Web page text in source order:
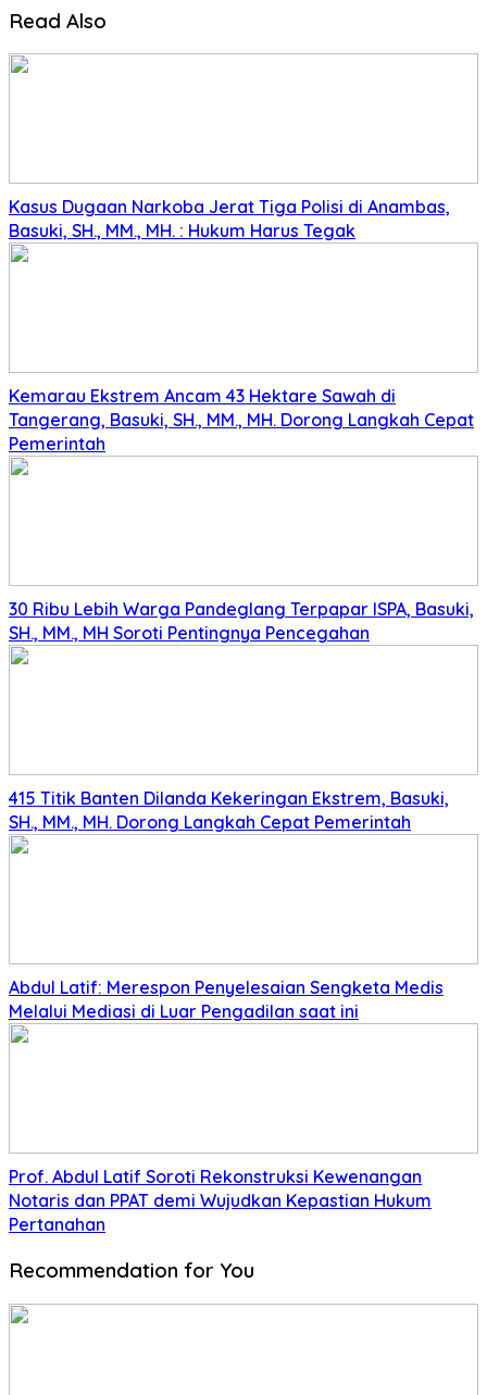
Read Also
Kasus Dugaan Narkoba Jerat Tiga Polisi di Anambas,
Basuki, SH., MM., MH. : Hukum Harus Tegak
Kemarau Ekstrem Ancam 43 Hektare Sawah di
Tangerang, Basuki, SH., MM., MH. Dorong Langkah Cepat
Pemerintah
30 Ribu Lebih Warga Pandeglang Terpapar ISPA, Basuki,
SH., MM., MH Soroti Pentingnya Pencegahan
415 Titik Banten Dilanda Kekeringan Ekstrem, Basuki,
SH., MM., MH. Dorong Langkah Cepat Pemerintah
Abdul Latif: Merespon Penyelesaian Sengketa Medis
Melalui Mediasi di Luar Pengadilan saat ini
Prof. Abdul Latif Soroti Rekonstruksi Kewenangan
Notaris dan PPAT demi Wujudkan Kepastian Hukum
Pertanahan
Recommendation for You